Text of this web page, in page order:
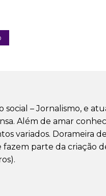
social – Jornalismo, e
Além de amar
variados. Dorameira
parte da criação